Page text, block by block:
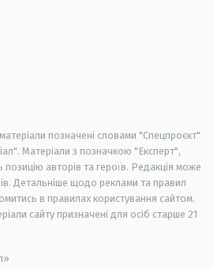
позначені словами "Спецпроєкт"
Матеріали з позначкою "Експерт",
авторів та героїв. Редакція може
Детальніше щодо реклами та правил
в правилах користування сайтом.
сайту призначені для осіб старше 21